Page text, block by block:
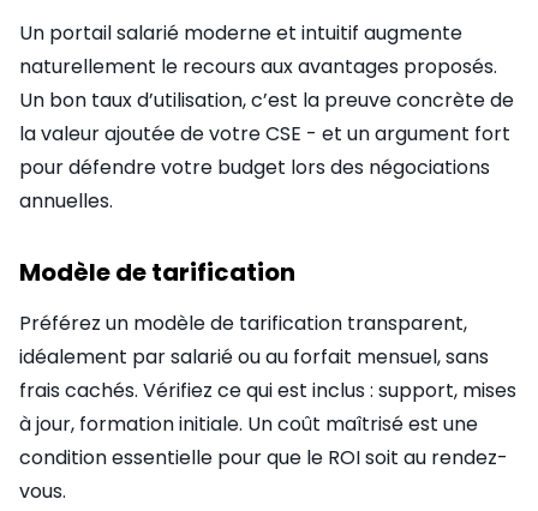
Un portail salarié moderne et intuitif augmente
naturellement le recours aux avantages proposés.
Un bon taux d’utilisation, c’est la preuve concrète de
la valeur ajoutée de votre CSE - et un argument fort
pour défendre votre budget lors des négociations
annuelles.
Modèle de tarification
Préférez un modèle de tarification transparent,
idéalement par salarié ou au forfait mensuel, sans
frais cachés. Vérifiez ce qui est inclus : support, mises
à jour, formation initiale. Un coût maîtrisé est une
condition essentielle pour que le ROI soit au rendez-
vous.